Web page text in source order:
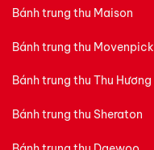
Bánh trung thu Maison
Bánh trung thu Movenpick
Bánh trung thu Thu Hương
Bánh trung thu Sheraton